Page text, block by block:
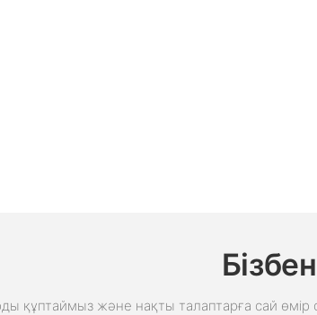
құптаймыз және нақты талаптарға сай